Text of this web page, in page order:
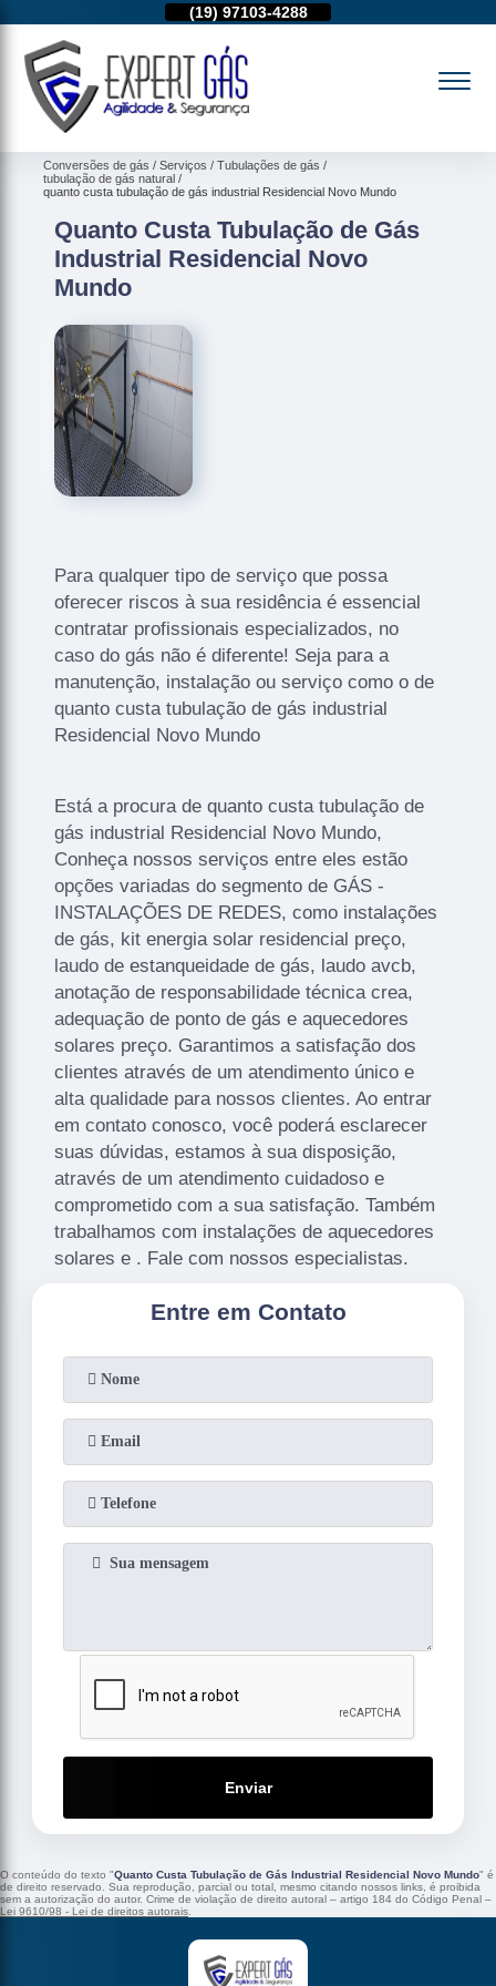
(19) 97103-4288
Conversões de gás Serviços
Tubulações de gás
tubulação de gás natural
quanto custa tubulação de gás industrial Residencial Novo Mundo
Quanto Custa Tubulação de Gás
Industrial Residencial Novo
Mundo
Para qualquer tipo de serviço que possa
oferecer riscos à sua residência é essencial
contratar profissionais especializados, no
caso do gás não é diferente! Seja para a
manutenção, instalação ou serviço como o de
quanto custa tubulação de gás industrial
Residencial Novo Mundo
Está a procura de quanto custa tubulação de
gás industrial Residencial Novo Mundo,
Conheça nossos serviços entre eles estão
opções variadas do segmento de GÁS -
INSTALAÇÕES DE REDES, como instalações
de gás, kit energia solar residencial preço,
laudo de estanqueidade de gás, laudo avcb,
anotação de responsabilidade técnica crea,
adequação de ponto de gás e aquecedores
solares preço. Garantimos a satisfação dos
clientes através de um atendimento único e
alta qualidade para nossos clientes. Ao entrar
em contato conosco, você poderá esclarecer
suas dúvidas, estamos à sua disposição,
através de um atendimento cuidadoso e
comprometido com a sua satisfação. Também
trabalhamos com instalações de aquecedores
solares e . Fale com nossos especialistas.
Entre em Contato
Enviar
O conteúdo do texto "Quanto Custa Tubulação de Gás Industrial Residencial Novo Mundo" é
de direito reservado. Sua reprodução, parcial ou total, mesmo citando nossos links, é proibida
sem a autorização do autor. Crime de violação de direito autoral – artigo 184 do Código Penal –
Lei 9610/98 - Lei de direitos autorais